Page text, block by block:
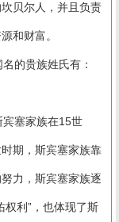
贝尔人，并且负责
和财富。
的贵族姓氏有：
塞家族在15世
期，斯宾塞家族靠
力，斯宾塞家族逐
权利”，也体现了斯